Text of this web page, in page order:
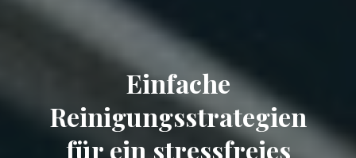
Einfache
Reinigungsstrategien
für ein stressfreies